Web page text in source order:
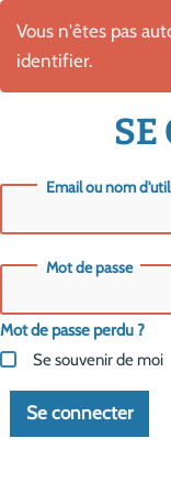
Vous n'êtes pas
identifier.
SE
Email ou nom
Mot de passe
Mot de passe perdu ?
Se souvenir de moi
Se connecter